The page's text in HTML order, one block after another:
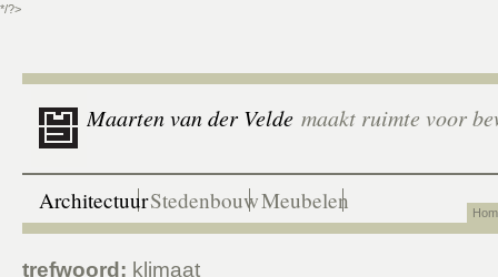
*/?>
Maarten van der Velde maakt ruimte voor
ArchitectuurStedenbouwMeubelen
trefwoord: klimaat